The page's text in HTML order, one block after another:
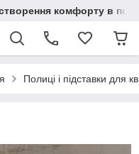
комфорту в
Полиці і підставки для